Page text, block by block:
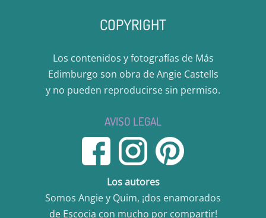
COPYRIGHT
Los contenidos y fotografías de Más
Edimburgo son obra de Angie Castells
y no pueden reproducirse sin permiso.
AVISO LEGAL
Los autores
Somos Angie y Quim, ¡dos enamorados
de Escocia con mucho por compartir!